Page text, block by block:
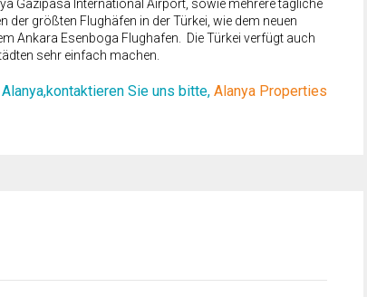
Gazipasa International Airport, sowie mehrere tägliche
der größten Flughäfen in der Türkei, wie dem neuen
Ankara Esenboga Flughafen. Die Türkei verfügt auch
sehr einfach machen.
Sie uns bitte, Alanya Properties